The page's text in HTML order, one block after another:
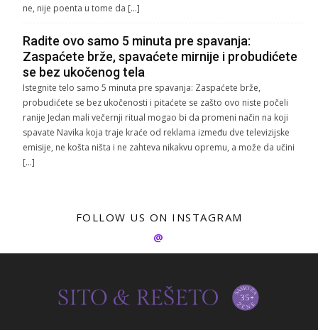
ne, nije poenta u tome da […]
Radite ovo samo 5 minuta pre spavanja:
Zaspaćete brže, spavaćete mirnije i probudićete
se bez ukočenog tela
Istegnite telo samo 5 minuta pre spavanja: Zaspaćete brže,
probudićete se bez ukočenosti i pitaćete se zašto ovo niste počeli
ranije Jedan mali večernji ritual mogao bi da promeni način na koji
spavate Navika koja traje kraće od reklama između dve televizijske
emisije, ne košta ništa i ne zahteva nikakvu opremu, a može da učini
[…]
FOLLOW US ON INSTAGRAM
@